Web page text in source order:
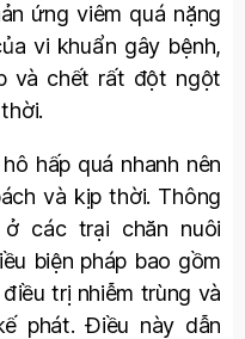
ứng viêm quá nặng
vi khuẩn gây bệnh,
và chết rất đột ngột
hấp quá nhanh nên
và kịp thời. Thông
các trại chăn nuôi
biện pháp bao gồm
trị nhiễm trùng và
phát. Điều này dẫn